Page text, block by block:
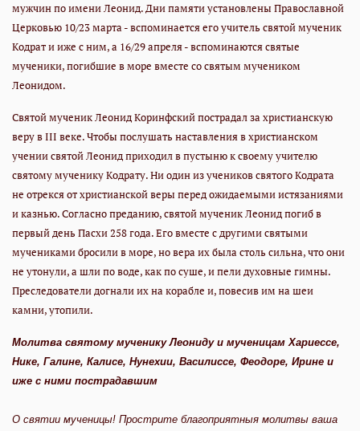
мужчин по имени Леонид. Дни памяти установлены Православной
Церковью 10/23 марта - вспоминается его учитель святой мученик
Кодрат и иже с ним, а 16/29 апреля - вспоминаются святые
мученики, погибшие в море вместе со святым мучеником
Леонидом.
Святой мученик Леонид Коринфский пострадал за христианскую
веру в III веке. Чтобы послушать наставления в христианском
учении святой Леонид приходил в пустыню к своему учителю
святому мученику Кодрату. Ни один из учеников святого Кодрата
не отрекся от христианской веры перед ожидаемыми истязаниями
и казнью. Согласно преданию, святой мученик Леонид погиб в
первый день Пасхи 258 года. Его вместе с другими святыми
мучениками бросили в море, но вера их была столь сильна, что они
не утонули, а шли по воде, как по суше, и пели духовные гимны.
Преследователи догнали их на корабле и, повесив им на шеи
камни, утопили.
Молитва святому мученику Леониду и мученицам Хариессе,
Нике, Галине, Калисе, Нунехии, Василиссе, Феодоре, Ирине и
иже с ними пострадавшим
О святии мученицы! Прострите благоприятныя молитвы ваша